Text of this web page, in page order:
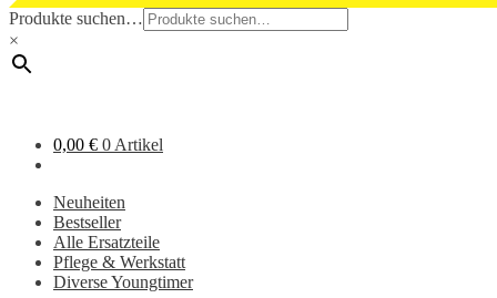
Produkte suchen…
×
0,00 € 0 Artikel
Neuheiten
Bestseller
Alle Ersatzteile
Pflege & Werkstatt
Diverse Youngtimer